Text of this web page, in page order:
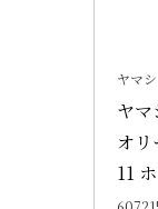
ヤマ
ヤ
オ
11